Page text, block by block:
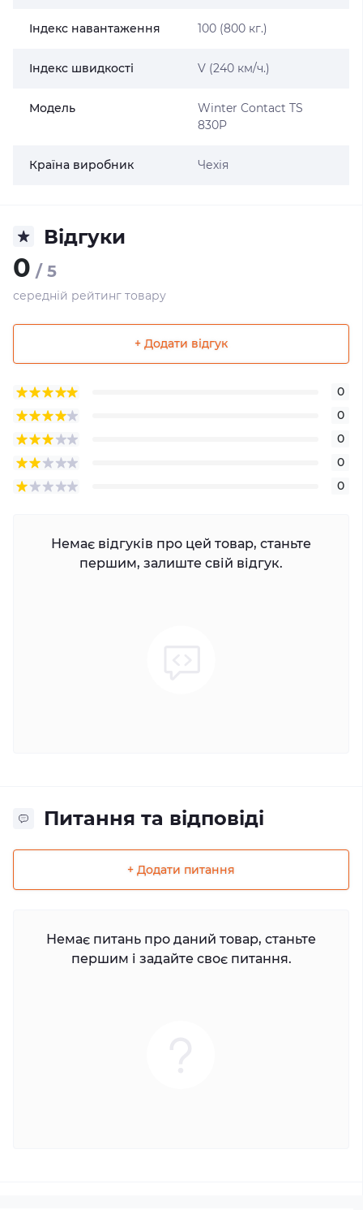
Індекс навантаження 100 (800 кг.)
Індекс швидкості V (240 км/ч.)
Модель
Winter Contact TS
830P
Країна виробник Чехія
Відгуки
0 / 5
середній рейтинг товару
+ Додати відгук
0
0
0
0
0
Немає відгуків про цей товар, станьте
першим, залиште свій відгук.
Питання та відповіді
+ Додати питання
Немає питань про даний товар, станьте
першим і задайте своє питання.